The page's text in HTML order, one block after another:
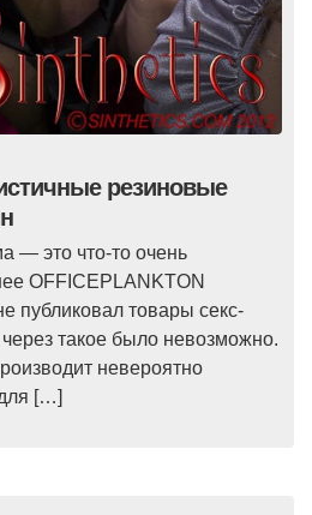
резиновые
— это что-то очень
OFFICEPLANKTON
публиковал товары секс-
такое было невозможно.
невероятно
[…]